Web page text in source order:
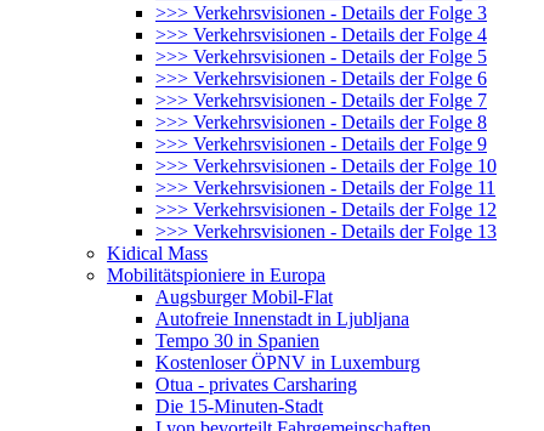
>>> Verkehrsvisionen - Details der Folge 3
>>> Verkehrsvisionen - Details der Folge 4
>>> Verkehrsvisionen - Details der Folge 5
>>> Verkehrsvisionen - Details der Folge 6
>>> Verkehrsvisionen - Details der Folge 7
>>> Verkehrsvisionen - Details der Folge 8
>>> Verkehrsvisionen - Details der Folge 9
>>> Verkehrsvisionen - Details der Folge 10
>>> Verkehrsvisionen - Details der Folge 11
>>> Verkehrsvisionen - Details der Folge 12
>>> Verkehrsvisionen - Details der Folge 13
Kidical Mass
Mobilitätspioniere in Europa
Augsburger Mobil-Flat
Autofreie Innenstadt in Ljubljana
Tempo 30 in Spanien
Kostenloser ÖPNV in Luxemburg
Otua - privates Carsharing
Die 15-Minuten-Stadt